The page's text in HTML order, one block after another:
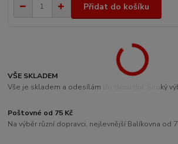
Přidat do košíku
VŠE SKLADEM
Vše je skladem a odesílám do dvou dní. Široký
Poštovné od 75 Kč
Na výběr různí dopravci, nejlevnější Balíkovna od